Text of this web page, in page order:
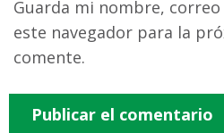
Guarda mi nombre,
este navegador para la
comente.